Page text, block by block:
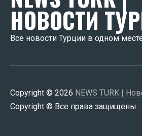
НОВОСТИ
Все новости Турции в одном
Copyright © 2026 NEWS TURK |
Copyright © Все права защищены.